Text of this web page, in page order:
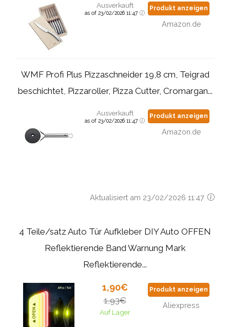
Ausverkauft
as of 23/02/2026 11:47
Produkt anzeigen
Amazon.de
WMF Profi Plus Pizzaschneider 19,8 cm, Teigrad
beschichtet, Pizzaroller, Pizza Cutter, Cromargan...
Ausverkauft
as of 23/02/2026 11:47
Produkt anzeigen
Amazon.de
Aktualisiert am 23/02/2026 11:47
4 Teile/satz Auto Tür Aufkleber DIY Auto OFFEN
Reflektierende Band Warnung Mark
Reflektierende...
1,90€
1,93€
Auf Lager
Produkt anzeigen
Aliexpress